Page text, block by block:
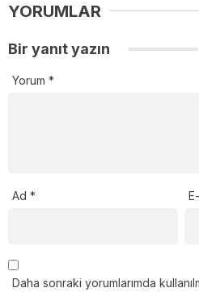
YORUMLAR
Bir yanıt yazın
Yorum *
Ad *
Daha sonraki yorumlarımda